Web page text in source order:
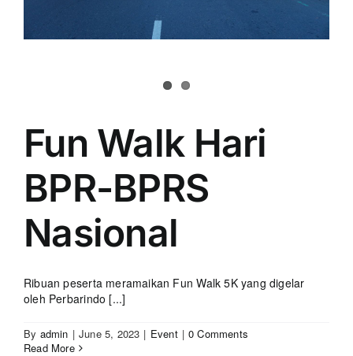
Fun Walk Hari
BPR-BPRS
Nasional
Ribuan peserta meramaikan Fun Walk 5K yang digelar
oleh Perbarindo [...]
By admin | June 5, 2023 | Event | 0 Comments
Read More